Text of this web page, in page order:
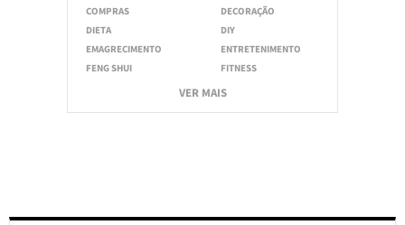
COMPRAS
DECORAÇÃO
DIETA
DIY
EMAGRECIMENTO
ENTRETENIMENTO
FENG SHUI
FITNESS
VER MAIS